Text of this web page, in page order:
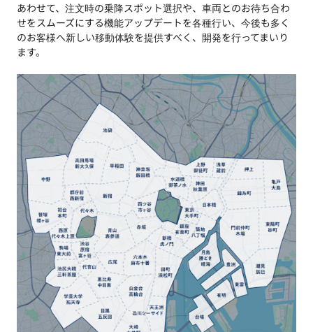
あわせて、注文時の乗降スポット選択や、車両とのお待ち合わ
せをスムーズにする機能アップデートを各種行い、今後も多く
のお客様へ新しい移動体験を提供すべく、開発を行ってまいり
ます。